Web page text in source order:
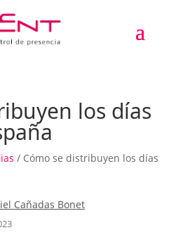
los días
/ Cómo se distribuyen los días
Cañadas Bonet